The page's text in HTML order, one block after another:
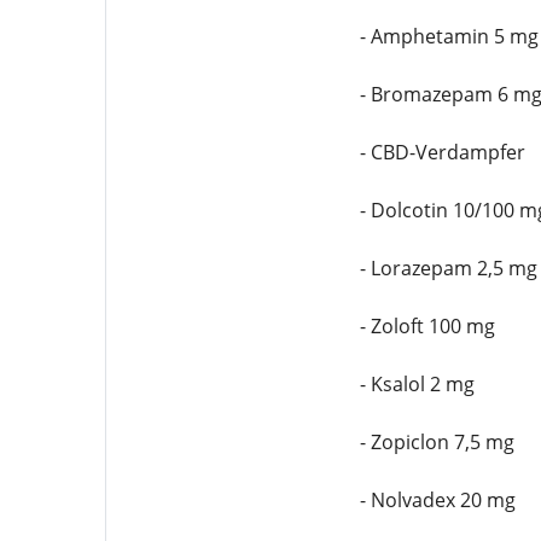
- Amphetamin 5 mg
- Bromazepam 6 mg
- CBD-Verdampfer
- Dolcotin 10/100
- Lorazepam 2,5 mg
- Zoloft 100 mg
- Ksalol 2 mg
- Zopiclon 7,5 mg
- Nolvadex 20 mg